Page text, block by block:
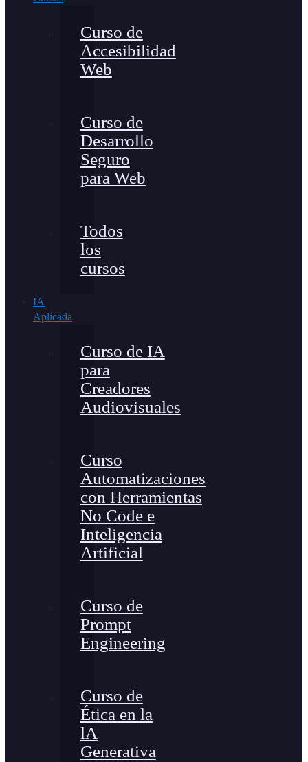
Curso de
Accesibilidad
Web
Curso de
Desarrollo
Seguro
para Web
Todos
los
cursos
IA
Aplicada
Curso de IA
para
Creadores
Audiovisuales
Curso
Automatizaciones
con Herramientas
No Code e
Inteligencia
Artificial
Curso de
Prompt
Engineering
Curso de
Ética en la
lA
Generativa